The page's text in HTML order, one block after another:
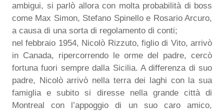
ambigui, si parlò allora con molta probabilità di boss
come Max Simon, Stefano Spinello e Rosario Arcuro,
a causa di una sorta di regolamento di conti;
nel febbraio 1954, Nicolò Rizzuto, figlio di Vito, arrivò
in Canada, ripercorrendo le orme del padre, cercò
fortuna fuori sempre dalla Sicilia. A differenza di suo
padre, Nicolò arrivò nella terra dei laghi con la sua
famiglia e subito si diresse nella grande città di
Montreal con l’appoggio di un suo caro amico,